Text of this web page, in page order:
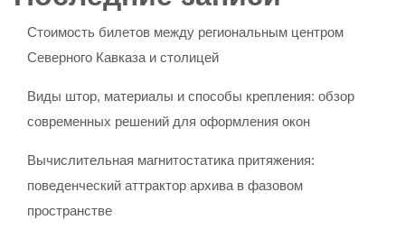
Стоимость билетов между региональным центром
Северного Кавказа и столицей
Виды штор, материалы и способы крепления: обзор
современных решений для оформления окон
Вычислительная магнитостатика притяжения:
поведенческий аттрактор архива в фазовом
пространстве